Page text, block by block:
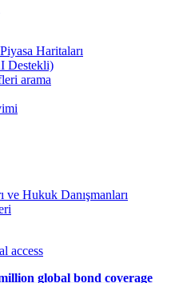
Haritaları
Destekli)
arama
ve Hukuk Danışmanları
access
global bond coverage